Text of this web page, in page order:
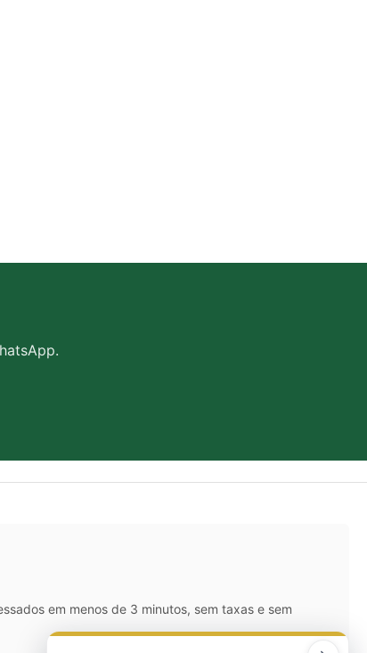
em menos de 3 minutos, sem taxas e sem